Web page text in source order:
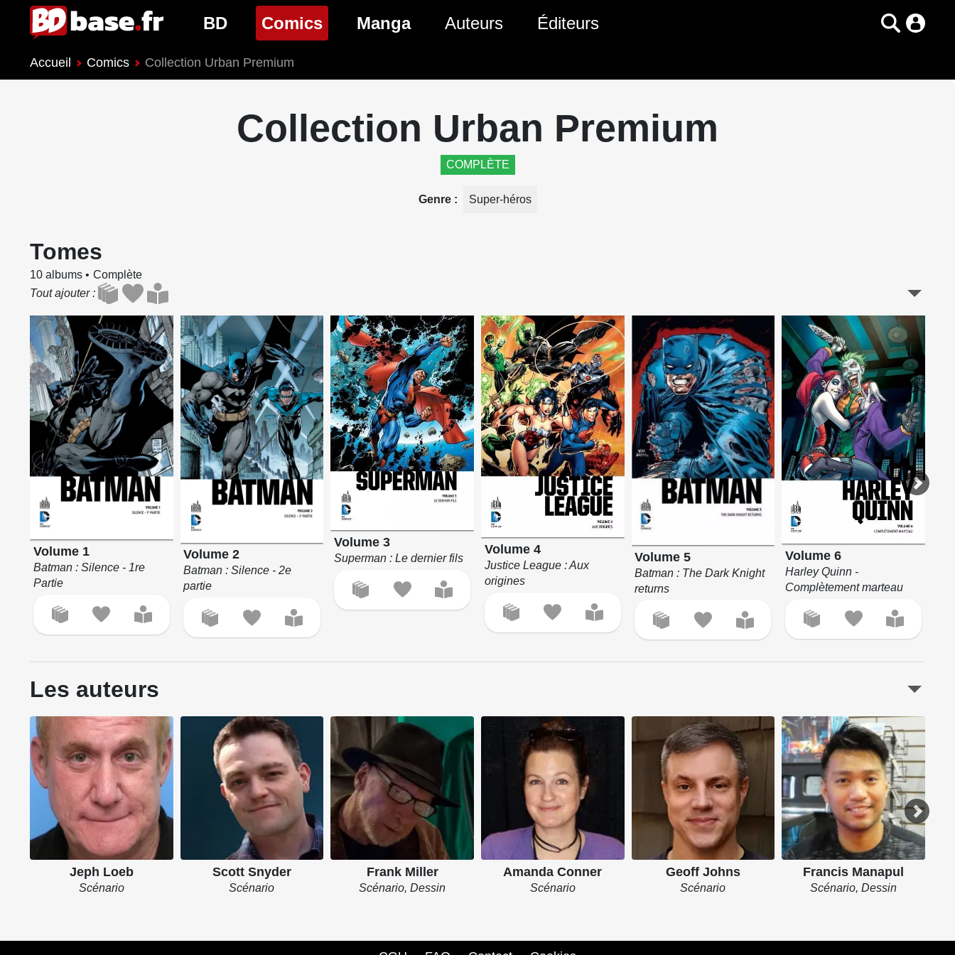
BD
Nouveautés BD
Genres BD
Comics(page courante)
Nouveautés Comics
Genres Comics
Manga
Genres Manga
Auteurs Éditeurs
Accueil Comics Collection Urban Premium
Collection Urban Premium
COMPLÈTE
Genre Super-héros
Tomes
10 albums
Complète
Tout ajouter
Volume 1
Batman : Silence - 1re
Partie
Volume 2
Batman : Silence - 2e
partie
Volume 3
Superman : Le dernier fils
Volume 4
Justice League : Aux
origines
Volume 5
Batman : The Dark Knight
returns
Volume 6
Harley Quinn -
Complètement marteau
Les auteurs
Jeph Loeb
Scénario
Scott Snyder
Scénario
Frank Miller
Scénario, Dessin
Amanda Conner
Scénario
Geoff Johns
Scénario
Francis Manapul
Scénario, Dessin